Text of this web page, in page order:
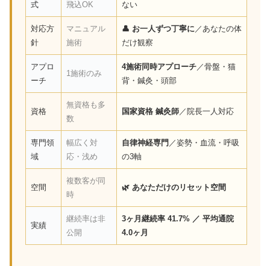
式
飛込OK
ない
対応方
針
マニュアル
施術
👤 お一人ずつ丁寧に／あなたの体
だけ観察
アプロ
ーチ
1施術のみ
4施術同時アプローチ／骨盤・猫
背・鍼灸・頭部
資格
無資格も多
数
国家資格 鍼灸師／院長一人対応
専門領
域
幅広く対
応・浅め
自律神経専門 ／姿勢・血流・呼吸
の3軸
空間
複数客が同
時
🌿 あなただけのリセット空間
実績
継続率は非
公開
3ヶ月継続率 41.7% ／ 平均通院
4.0ヶ月